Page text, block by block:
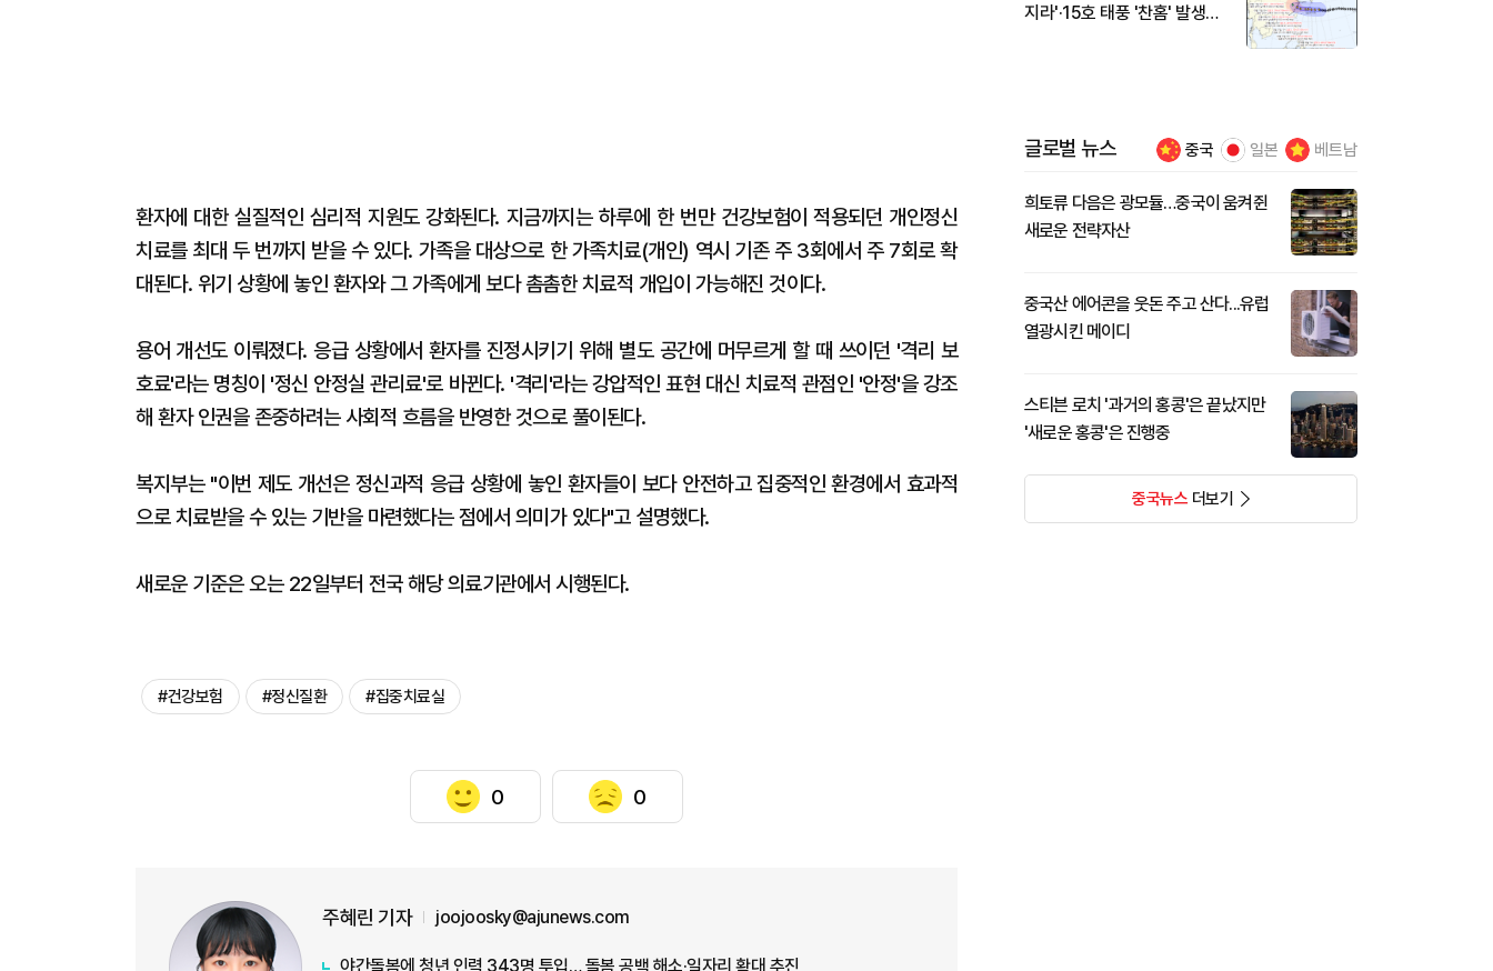
환자에 대한 실질적인 심리적 지원도 강화된다. 지금까지는 하루에 한 번만 건강보험이 적용되던 개인정신
치료를 최대 두 번까지 받을 수 있다. 가족을 대상으로 한 가족치료(개인) 역시 기존 주 3회에서 주 7회로 확
대된다. 위기 상황에 놓인 환자와 그 가족에게 보다 촘촘한 치료적 개입이 가능해진 것이다.
용어 개선도 이뤄졌다. 응급 상황에서 환자를 진정시키기 위해 별도 공간에 머무르게 할 때 쓰이던 '격리 보
호료'라는 명칭이 '정신 안정실 관리료'로 바뀐다. '격리'라는 강압적인 표현 대신 치료적 관점인 '안정'을 강조
해 환자 인권을 존중하려는 사회적 흐름을 반영한 것으로 풀이된다.
복지부는 "이번 제도 개선은 정신과적 응급 상황에 놓인 환자들이 보다 안전하고 집중적인 환경에서 효과적
으로 치료받을 수 있는 기반을 마련했다는 점에서 의미가 있다"고 설명했다.
새로운 기준은 오는 22일부터 전국 해당 의료기관에서 시행된다.
#건강보험 #정신질환 #집중치료실
0 0
주혜린 기자 joojoosky@ajunews.com
야간돌봄에 청년 인력 343명 투입… 돌봄 공백 해소·일자리 확대 추진
지라'·15호 태풍 '찬홈' 발생…
글로벌 뉴스 중국 일본 베트남
희토류 다음은 광모듈…중국이 움켜쥔
새로운 전략자산
중국산 에어콘을 웃돈 주고 산다...유럽
열광시킨 메이디
스티븐 로치 '과거의 홍콩'은 끝났지만
'새로운 홍콩'은 진행중
중국뉴스더보기